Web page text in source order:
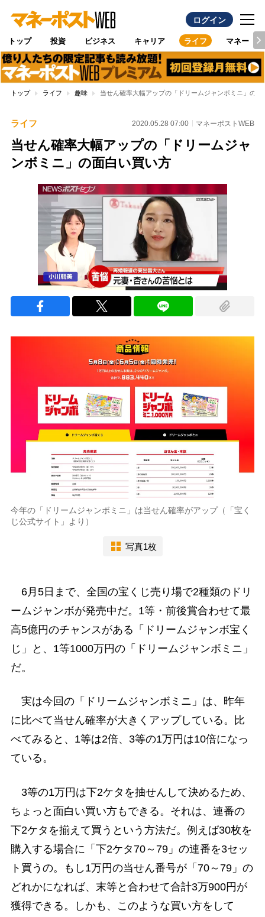
ログイン
トップ 投資 ビジネス キャリア ライフ マネー
トップ ライフ 趣味 当せん確率大幅アップの「ドリームジャンボミニ」の面
ライフ 2020.05.28 07:00 マネーポストWEB
当せん確率大幅アップの「ドリームジャ
ンボミニ」の面白い買い方
今年の「ドリームジャンボミニ」は当せん確率がアップ（「宝く
じ公式サイト」より）
写真1枚
6月5日まで、全国の宝くじ売り場で2種類のドリ
ームジャンボが発売中だ。1等・前後賞合わせて最
高5億円のチャンスがある「ドリームジャンボ宝く
じ」と、1等1000万円の「ドリームジャンボミニ」
だ。
実は今回の「ドリームジャンボミニ」は、昨年
に比べて当せん確率が大きくアップしている。比
べてみると、1等は2倍、3等の1万円は10倍になっ
ている。
3等の1万円は下2ケタを抽せんして決めるため、
ちょっと面白い買い方もできる。それは、連番の
下2ケタを揃えて買うという方法だ。例えば30枚を
購入する場合に「下2ケタ70～79」の連番を3セッ
ト買うの。もし1万円の当せん番号が「70～79」の
どれかになれば、末等と合わせて合計3万900円が
獲得できる。しかも、このような買い方をして